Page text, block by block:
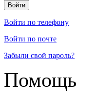
Войти по телефону
Войти по почте
Забыли свой пароль?
Помощь